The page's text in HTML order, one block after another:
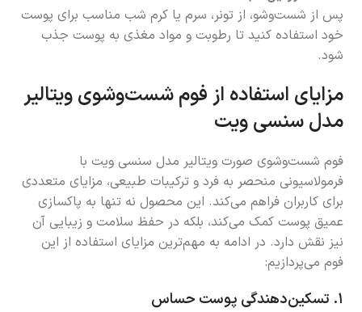
پس از شست‌وشو، از تونر، سرم یا کرم شب مناسب برای پوست
خود استفاده کنید تا رطوبت و مواد مغذی به پوست جذب
شود.
مزایای استفاده از فوم شست‌وشوی ویتالیر
مدل سنسی ویت
فوم شست‌وشوی صورت ویتالیر مدل سنسی ویت با
فرمولاسیونی منحصر به فرد و ترکیبات طبیعی، مزایای متعددی
برای کاربران فراهم می‌کند. این محصول نه تنها به پاکسازی
عمیق پوست کمک می‌کند، بلکه در حفظ سلامت و زیبایی آن
نیز نقش دارد. در ادامه به مهم‌ترین مزایای استفاده از این
فوم می‌پردازیم:
۱. تسکین‌دهندگی پوست حساس